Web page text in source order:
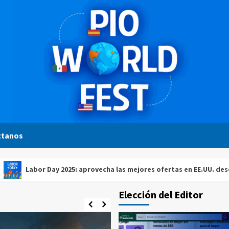
Day 2025: aprovecha las mejores ofertas en EE.UU. desde
Elección del Editor